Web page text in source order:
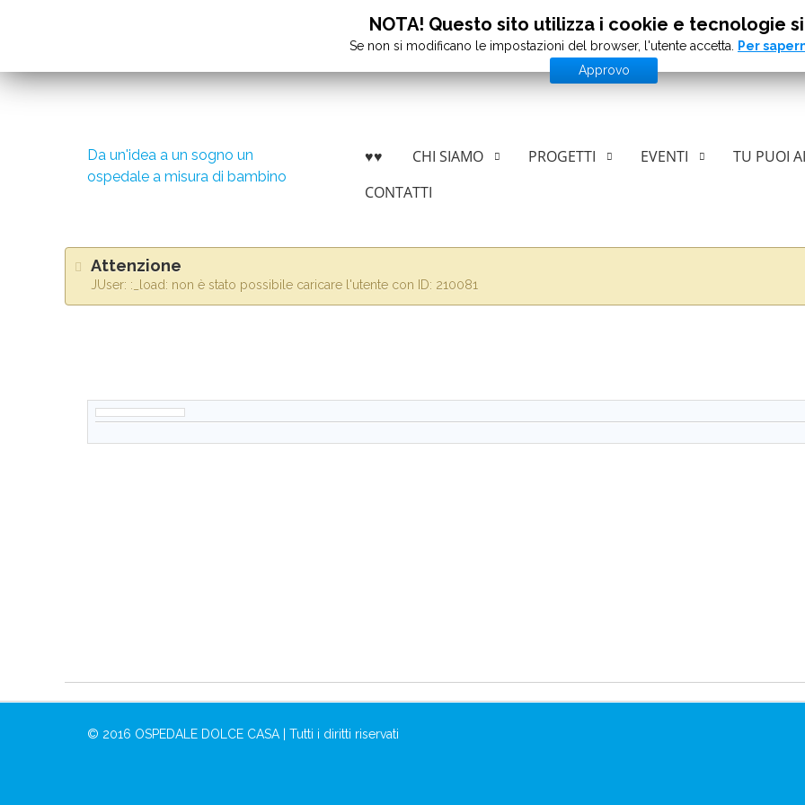
Da un'idea a un sogno un
ospedale a misura di bambino
♥♥ CHI SIAMO PROGETTI EVENTI TU PUOI
CONTATTI
Attenzione
JUser: :_load: non è stato possibile caricare l'utente con ID: 210081
© 2016 OSPEDALE DOLCE CASA | Tutti i diritti riservati
NOTA! Questo sito utilizza i cookie e tecnologie
Se non si modificano le impostazioni del browser, l'utente accetta.
Per
Approvo